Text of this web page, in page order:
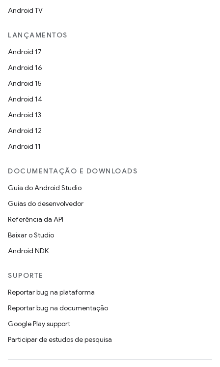
Android TV
LANÇAMENTOS
Android 17
Android 16
Android 15
Android 14
Android 13
Android 12
Android 11
DOCUMENTAÇÃO E DOWNLOADS
Guia do Android Studio
Guias do desenvolvedor
Referência da API
Baixar o Studio
Android NDK
SUPORTE
Reportar bug na plataforma
Reportar bug na documentação
Google Play support
Participar de estudos de pesquisa